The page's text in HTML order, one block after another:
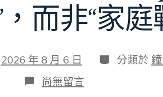
而非“家庭
2026 年 8 月 6 日 分
類
分類於
在
〈若
尚無留言